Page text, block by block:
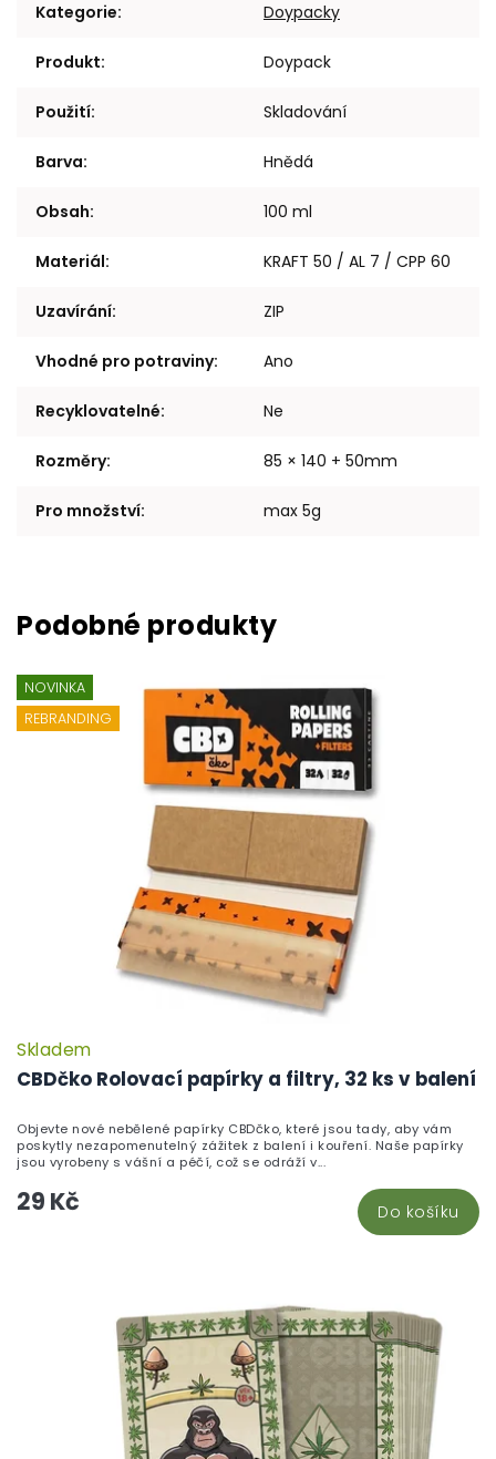
Kategorie: Doypacky
Produkt: Doypack
Použití: Skladování
Barva: Hnědá
Obsah: 100 ml
Materiál: KRAFT 50 / AL 7 / CPP 60
Uzavírání: ZIP
Vhodné pro potraviny: Ano
Recyklovatelné: Ne
Rozměry: 85 × 140 + 50mm
Pro množství: max 5g
NOVINKA
REBRANDING
CBDčko Rolovací papírky a filtry, 32 ks v balení
Skladem
29 Kč Do košíku
Objevte nové nebělené papírky CBDčko, které jsou tady, aby vám
poskytly nezapomenutelný zážitek z balení i kouření. Naše papírky
jsou vyrobeny s vášní a péčí, což se odráží v...